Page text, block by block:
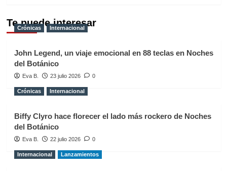
Te puede interesar
Crónicas Internacional
John Legend, un viaje emocional en 88 teclas en Noches
del Botánico
Eva B. 23 julio 2026 0
Crónicas Internacional
Biffy Clyro hace florecer el lado más rockero de Noches
del Botánico
Eva B. 22 julio 2026 0
Internacional Lanzamientos